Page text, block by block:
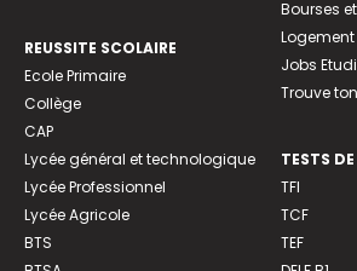
REUSSITE SCOLAIRE
Ecole Primaire
Collège
CAP
Lycée général et technologique
Lycée Professionnel
Lycée Agricole
BTS
Bourses
Jobs
Trouve
TESTS
TFI
TCF
TEF